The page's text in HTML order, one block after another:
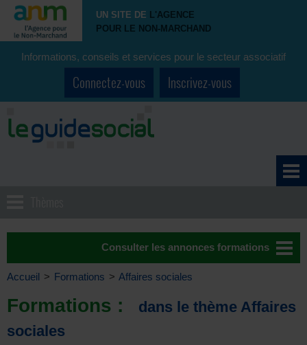
UN SITE DE L'AGENCE
POUR LE NON-MARCHAND
Informations, conseils et services pour le secteur associatif
Connectez-vous Inscrivez-vous
Consulter les annonces formations
Accueil > Formations > Affaires sociales
Formations :
dans le thème Affaires
sociales